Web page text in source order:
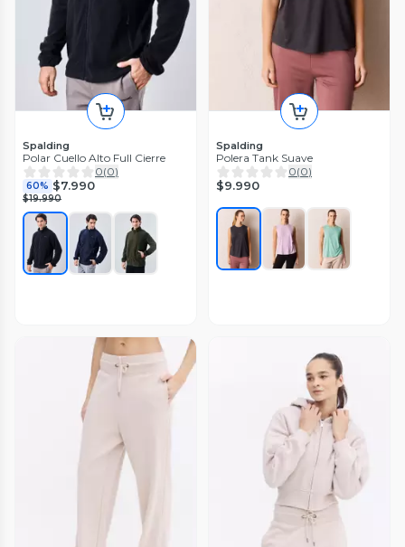
Spalding
Polar Cuello Alto Full Cierre
0(0)
60% $7.990
$19.990
Spalding
Polera Tank Suave
0(0)
$9.990